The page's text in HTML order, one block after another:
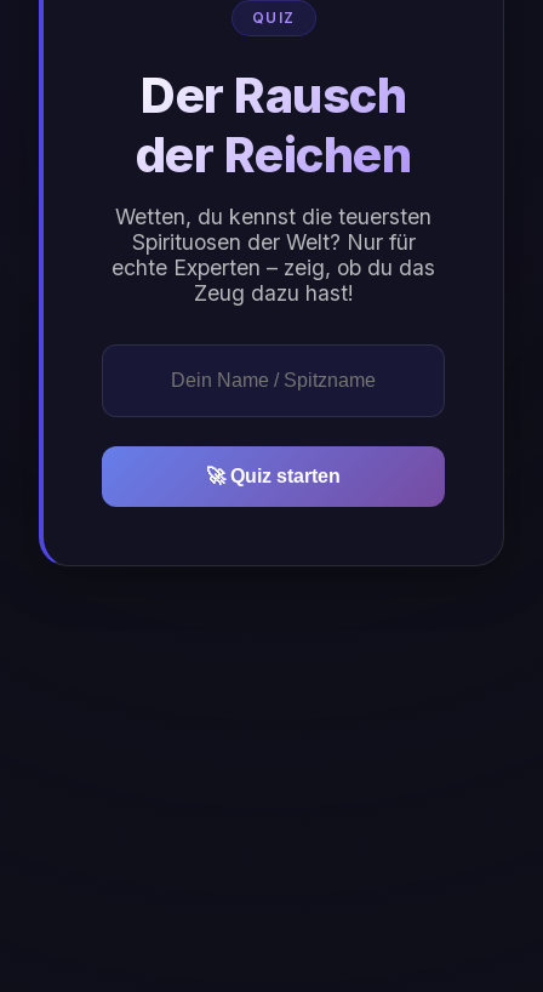
QUIZ
Der Rausch
der Reichen
Wetten, du kennst die teuersten
Spirituosen der Welt? Nur für
echte Experten – zeig, ob du das
Zeug dazu hast!
🚀 Quiz starten